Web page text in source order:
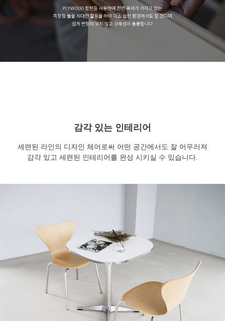
감각 있는 인테리어
세련된 라인의 디자인 체어로써 어떤 공간에서도 잘 어우러져
감각 있고 세련된 인테리어를 완성 시키실 수 있습니다.